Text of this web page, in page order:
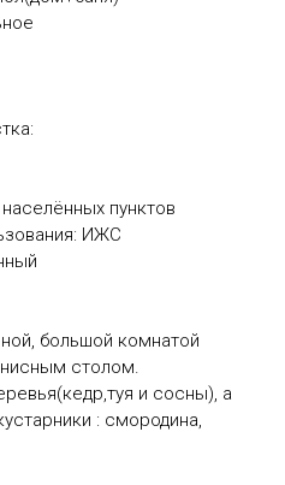
пунктов
ИЖС
большой комнатой
столом.
и сосны), а
: смородина,